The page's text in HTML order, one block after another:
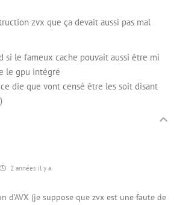
zvx que ça devait aussi pas mal
si le fameux cache pouvait aussi être mi
le gpu intégré
ce die que vont censé être les soit disant
2 années il y a
d’AVX (je suppose que zvx est une faute de